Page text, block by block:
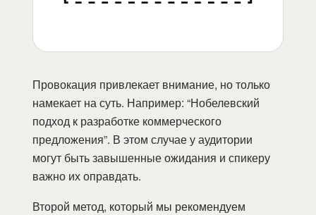
Провокация привлекает внимание, но только
намекает на суть. Например: “Нобелевский
подход к разработке коммерческого
предложения”. В этом случае у аудитории
могут быть завышенные ожидания и спикеру
важно их оправдать.
Второй метод, который мы рекомендуем